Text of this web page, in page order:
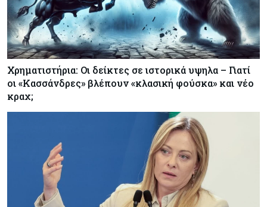
Χρηματιστήρια: Οι δείκτες σε ιστορικά υψηλα – Γιατί
οι «Κασσάνδρες» βλέπουν «κλασική φούσκα» και νέο
κραχ;